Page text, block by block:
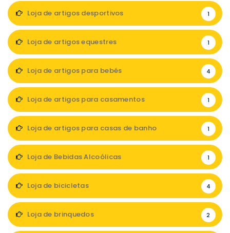
Loja de artigos desportivos 1
Loja de artigos equestres 1
Loja de artigos para bebés 4
Loja de artigos para casamentos 1
Loja de artigos para casas de banho 1
Loja de Bebidas Alcoólicas 1
Loja de bicicletas 4
Loja de brinquedos 2